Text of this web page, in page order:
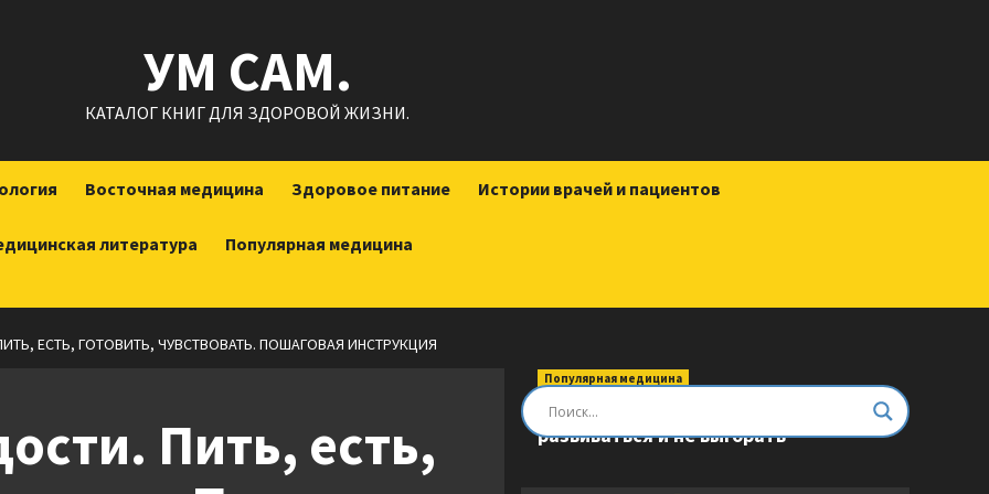
УМ САМ.
КАТАЛОГ КНИГ ДЛЯ ЗДОРОВОЙ ЖИЗНИ.
Восточная медицина Здоровое питание Истории врачей и пациентов
литература Популярная медицина
ЕСТЬ, ГОТОВИТЬ, ЧУВСТВОВАТЬ. ПОШАГОВАЯ ИНСТРУКЦИЯ
Пить, есть,
Популярная медицина
Быть врачом. Как помогать,
развиваться и не выгорать